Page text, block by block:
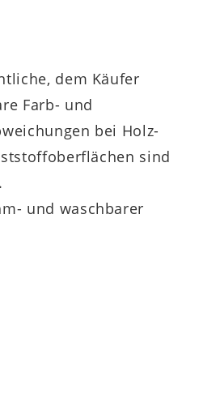
erhältlich –
dem Käufer
Farb- und
bei Holz-
sind
und waschbarer